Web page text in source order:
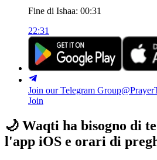
Fine di Ishaa: 00:31
22:31
Join our Telegram Group
Join
🌙 Waqti ha bisogno di
l'app iOS e orari di